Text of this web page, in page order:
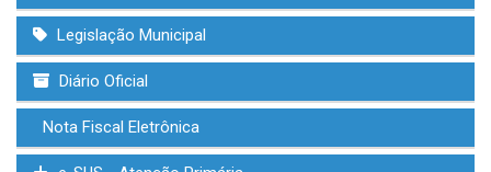
Legislação Municipal
Diário Oficial
Nota Fiscal Eletrônica